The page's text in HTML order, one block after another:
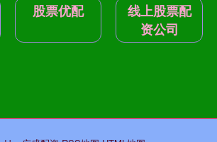
股票优配
线上股票配
资公司